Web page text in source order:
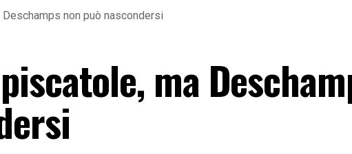
non può nascondersi
ma